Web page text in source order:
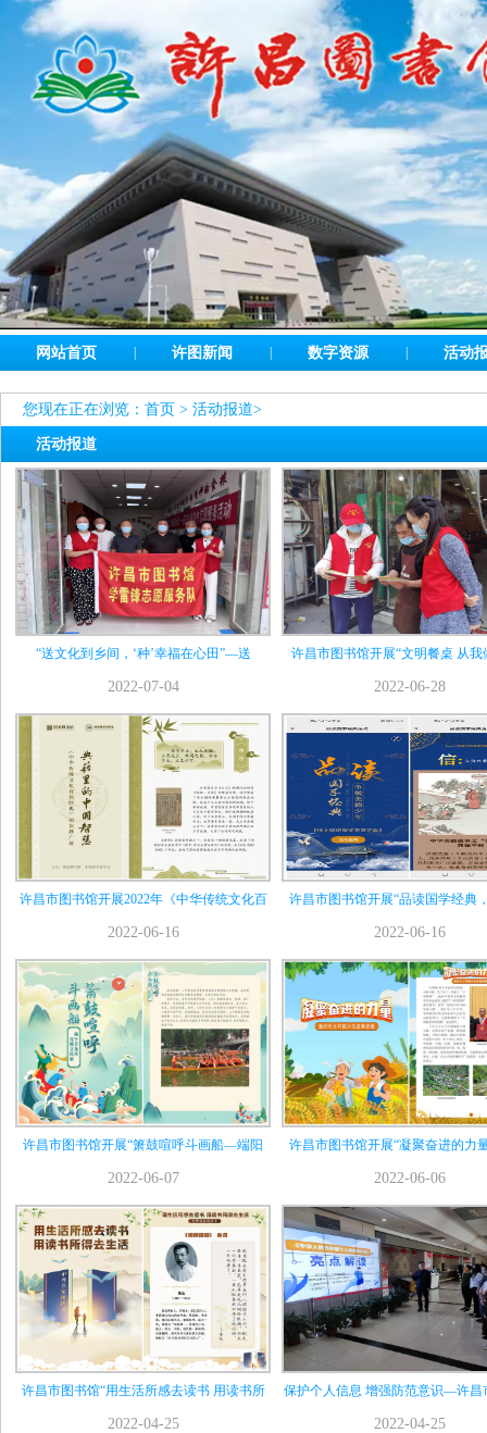
网站首页 许图新闻 数字资源 活动
您现在正在浏览： 首页 > 活动报道>
活动报道
“送文化到乡间，‘种’幸福在心田”—送
2022-07-04
许昌市图书馆开展“文明餐桌 从我
2022-06-28
许昌市图书馆开展2022年《中华传统文化百
2022-06-16
许昌市图书馆开展“品读国学经典
2022-06-16
许昌市图书馆开展“箫鼓喧呼斗画船—端阳
2022-06-07
许昌市图书馆开展“凝聚奋进的力
2022-06-06
许昌市图书馆“用生活所感去读书 用读书所
2022-04-25
保护个人信息 增强防范意识—许昌
2022-04-25